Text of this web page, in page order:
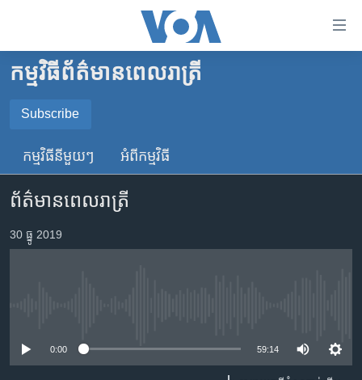
គេហទំព័រ​
ទាក់ទង
រំលង​
ទំព័រ​
ព័ត៌មាន​​
តែ​
ម្តង
រចនា
កម្ពុជា
អន្តរជាតិ
ចិន
ហេឡូវីអូអេ
កម្ពុជាច្នៃប្រតិដ្ឋ
កម្មវិធីទាំងអស់
កម្មវិធី​ព័ត៌មាន​ពេលរាត្រី
Subscribe
SUBSCRIBE
YouTube Music
កម្មវិធី​នីមួយៗ អំពី​កម្មវិធី​
ព័ត៌មានពេលរាត្រី
30 ធ្នូ 2019
0:00 59:14